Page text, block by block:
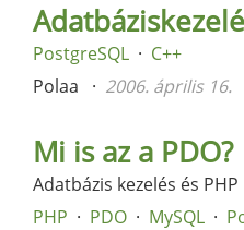
PostgreSQL
C++
Polaa
2006. április 16.
Mi is az a PDO?
Adatbázis kezelés és PHP
PHP
PDO MySQL